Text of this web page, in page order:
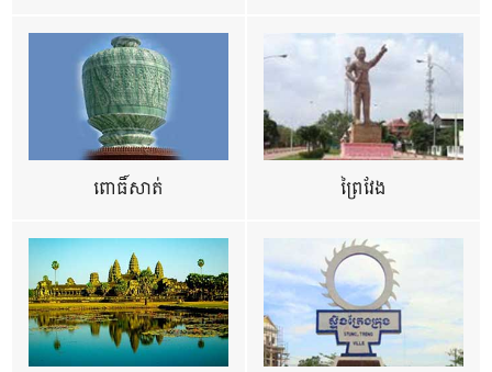
ពោធិ៍សាត់ ព្រៃវែង